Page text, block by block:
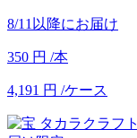
8/11以降にお届け
350 円 /本
4,191 円 /ケース